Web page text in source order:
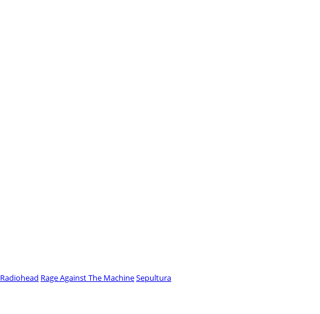
Radiohead Rage Against The MachineSepultura